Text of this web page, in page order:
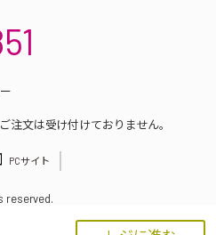
文は受け付けておりません。
PCサイト
reserved.